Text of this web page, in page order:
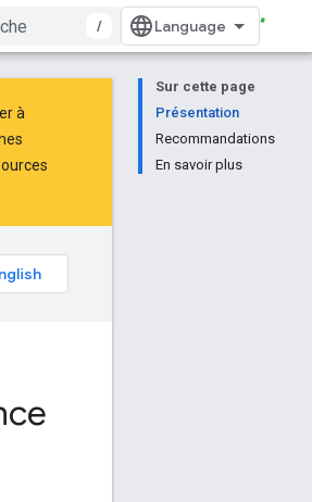
/
Sur cette page
Présentation
Recommandations
En savoir plus
à